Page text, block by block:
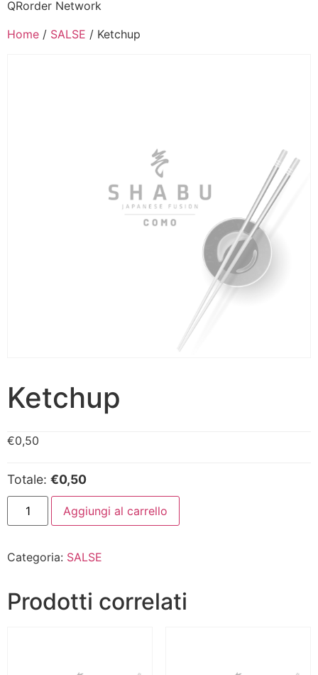
QRorder Network
Home / SALSE / Ketchup
Ketchup
€0,50
Totale: €0,50
Aggiungi al carrello
Categoria: SALSE
Prodotti correlati